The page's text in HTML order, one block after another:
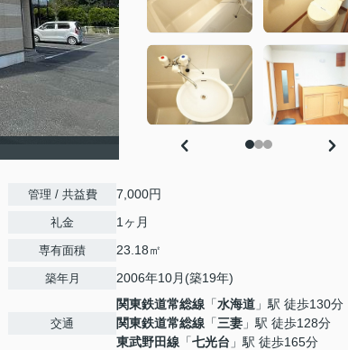
管理 / 共益費 7,000円
礼金 1ヶ月
専有面積 23.18㎡
築年月 2006年10月(築19年)
交通
関東鉄道常総線 「水海道 」駅 徒歩130分
関東鉄道常総線 「三妻 」駅 徒歩128分
東武野田線 「七光台 」駅 徒歩165分